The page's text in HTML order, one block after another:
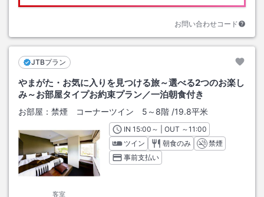
お問い合わせコード
JTBプラン
やまがた・お気に入りを見つける旅～選べる2つのお楽し
み～お部屋タイプお約束プラン／一泊朝食付き
お部屋： 禁煙 コーナーツイン 5～8階 /19.8平米
客室
INチェックイン
15:00 ～ | OUT チェックアウト
～11:00
ツイン
朝食のみ
禁煙
事前支払い